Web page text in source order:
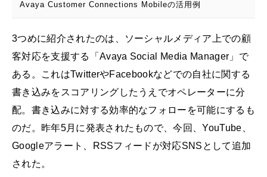
Avaya Customer Connections Mobileの活用例
3つめに紹介されたのは、ソーシャルメディア上での顧
客対応を支援する「Avaya Social Media Manager」で
ある。これはTwitterやFacebookなどでの自社に関する
書き込みをスコアリングしたうえでオペレーターに分
配。書き込みに対する効率的なフォローを可能にするも
のだ。昨年5月に発表されたもので、今回、YouTube、
Googleアラート、RSSフィードが対応SNSとして追加
された。